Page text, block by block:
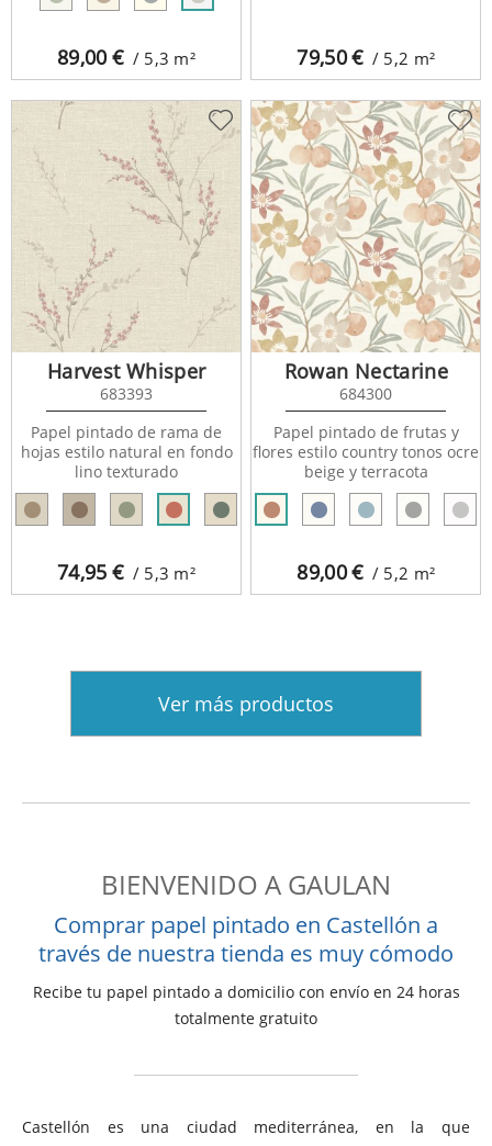
89,00€ / 5,3 m² 79,50€ / 5,2 m²
74,95 € / 5,3 m²
Harvest Whisper
683393
Papel pintado de rama de
hojas estilo natural en fondo
lino texturado
89,00€ / 5,2 m²
Rowan Nectarine
684300
Papel pintado de frutas y
flores estilo country tonos ocre
beige y terracota
Ver más productos
BIENVENIDO A GAULAN
Comprar papel pintado en Castellón a
través de nuestra tienda es muy cómodo
Recibe tu papel pintado a domicilio con envío en 24 horas
totalmente gratuito
Castellón es una ciudad mediterránea, en la que